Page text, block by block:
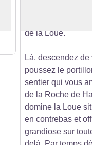
de la Loue.
Là, descendez de
poussez le
sentier qui vous
de la Roche de
domine la Loue
en contrebas et
grandiose sur